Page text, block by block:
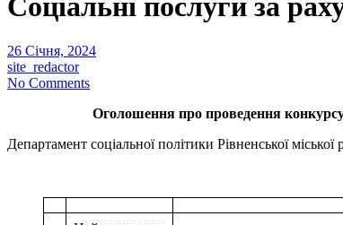
Соціальні послуги за
26 Січня, 2024
site_redactor
No Comments
Оголошення про проведення
Департамент соціальної політики Рівненської